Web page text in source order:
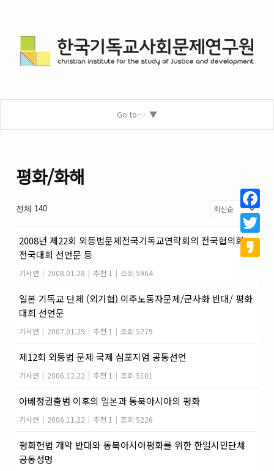
Go to…
평화/화해
전체 140
2008년 제22회 외등법문제전국기독교연락회의 전국협의회
전국대회 선언문 등
기사연 | 2008.01.28 | 추천 1 | 조회 5964
일본 기독교 단체 (외기협) 이주노동자문제/군사화 반대/ 평화
대회 선언문
기사연 | 2007.01.29 | 추천 1 | 조회 5279
제12회 외등법 문제 국제 심포지엄 공동선언
기사연 | 2006.12.22 | 추천 1 | 조회 5101
아베정권출범 이후의 일본과 동북아시아의 평화
기사연 | 2006.11.22 | 추천 1 | 조회 5226
평화헌법 개악 반대와 동북아시아평화를 위한 한일시민단체
공동성명
Twitter